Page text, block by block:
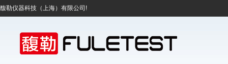
馥勒仪器科技（上海）有限公司!